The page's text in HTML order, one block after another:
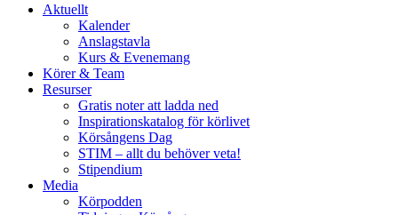
Aktuellt
Kalender
Anslagstavla
Kurs & Evenemang
Körer & Team
Resurser
Gratis noter att ladda ned
Inspirationskatalog för körlivet
Körsångens Dag
STIM – allt du behöver veta!
Stipendium
Media
Körpodden